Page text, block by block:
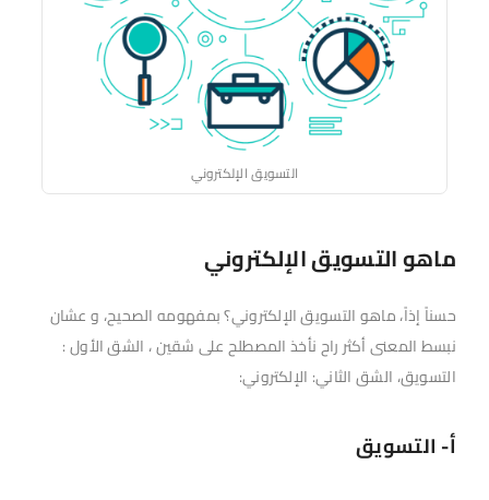
التسويق الإلكتروني
ماهو التسويق الإلكتروني
حسناً إذاً، ماهو التسويق الإلكتروني؟ بمفهومه الصحيح، و عشان
نبسط المعنى أكثر راح نأخذ المصطلح على شقين ، الشق الأول :
التسويق، الشق الثاني: الإلكتروني:
أ- التسويق